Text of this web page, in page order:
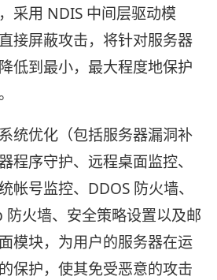
采用 NDIS 中间层驱动模
接屏蔽攻击，将针对服务器
低到最小，最大程度地保护
统优化（包括服务器漏洞补
程序守护、远程桌面监控、
帐号监控、DDOS 防火墙、
防火墙、安全策略设置以及邮
模块，为用户的服务器在运
保护，使其免受恶意的攻击